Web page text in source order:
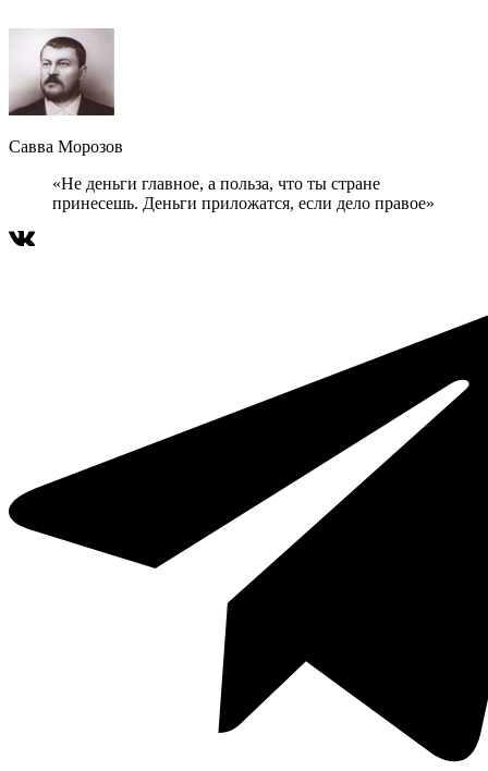
Савва Морозов
«Не деньги главное, а польза, что ты стране
принесешь. Деньги приложатся, если дело правое»